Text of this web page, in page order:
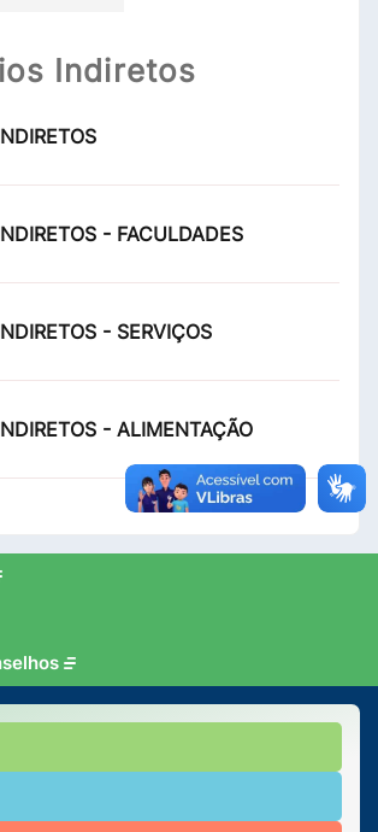
Indiretos
- FACULDADES
- SERVIÇOS
- ALIMENTAÇÃO